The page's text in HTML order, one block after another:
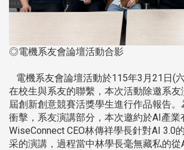
◎電機系友會論壇活動合影
電機系友會論壇活動於115年3月21日(
在校生與系友的聯繫，本次活動除邀系
屆創新創意競賽活獎學生進行作品報告
衝擊，系友演講部分，本次邀約於AI產業
WiseConnect CEO林傳祥學長針對AI 3.0
采的演講，過程當中林學長毫無藏私的